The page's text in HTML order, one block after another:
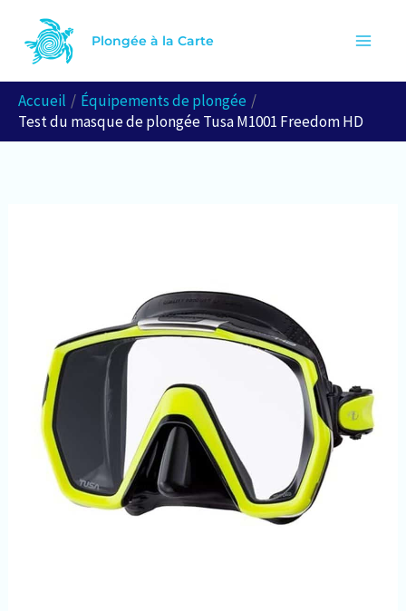
contenu
Plongée à la Carte
Accueil
Équipements de plongée
Test du masque de plongée Tusa M1001 Freedom HD
e
h
e